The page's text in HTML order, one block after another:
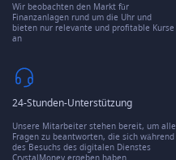
Wir beobachten den Markt für
Finanzanlagen rund um die Uhr und
bieten nur relevante und profitable Kurse
an
24-Stunden-Unterstützung
Unsere Mitarbeiter stehen bereit, um alle
Fragen zu beantworten, die sich während
des Besuchs des digitalen Dienstes